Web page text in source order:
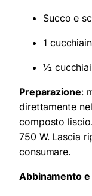
Succo e
1
½
Preparazione:
direttamente
composto
750 W. Lascia
consumare.
Abbinamento